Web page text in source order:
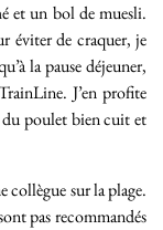
et un bol de muesli.
éviter de craquer, je
la pause déjeuner,
J’en profite
du poulet bien cuit et
collègue sur la plage.
pas recommandés